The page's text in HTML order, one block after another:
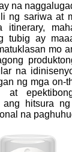
na
ng sariwa at
tubig ay
mo
na
ng mga on-
at
ang hitsura
na